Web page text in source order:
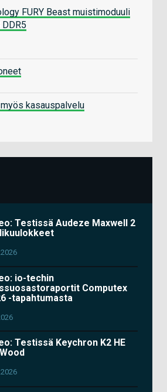
FURY Beast muistimoduuli
kasauspalvelu
Testissä Audeze Maxwell 2
io-techin
Computex
-tapahtumasta
Testissä Keychron K2 HE